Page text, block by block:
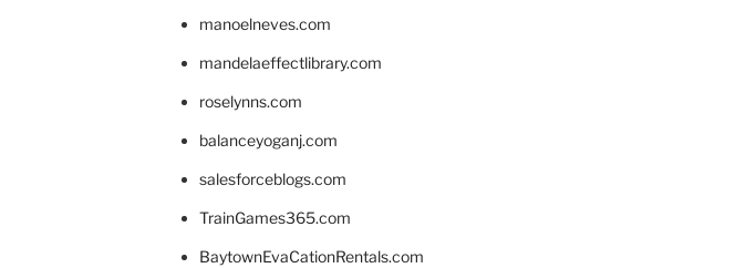
manoelneves.com
mandelaeffectlibrary.com
roselynns.com
balanceyoganj.com
salesforceblogs.com
TrainGames365.com
BaytownEvaCationRentals.com